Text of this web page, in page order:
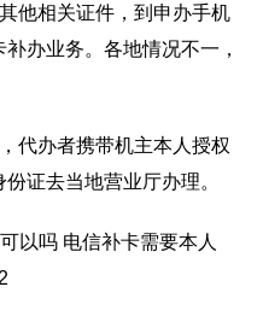
他相关证件，到申办手机
办业务。各地情况不一，
代办者携带机主本人授权
证去当地营业厅办理。